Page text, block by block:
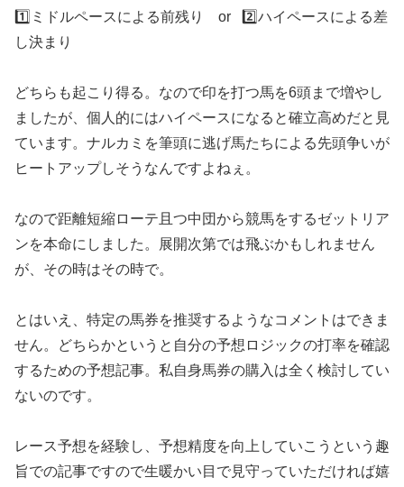
1️⃣ミドルペースによる前残り or 2️⃣ハイペースによる差
し決まり
どちらも起こり得る。なので印を打つ馬を6頭まで増やし
ましたが、個人的にはハイペースになると確立高めだと見
ています。ナルカミを筆頭に逃げ馬たちによる先頭争いが
ヒートアップしそうなんですよねぇ。
なので距離短縮ローテ且つ中団から競馬をするゼットリア
ンを本命にしました。展開次第では飛ぶかもしれません
が、その時はその時で。
とはいえ、特定の馬券を推奨するようなコメントはできま
せん。どちらかというと自分の予想ロジックの打率を確認
するための予想記事。私自身馬券の購入は全く検討してい
ないのです。
レース予想を経験し、予想精度を向上していこうという趣
旨での記事ですので生暖かい目で見守っていただければ嬉